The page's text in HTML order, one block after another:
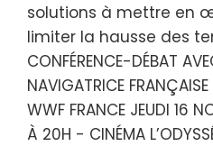
solutions à mettre en
limiter la hausse des
CONFÉRENCE-DÉBAT
NAVIGATRICE FRANÇAISE
WWF FRANCE JEUDI 16
À 20H - CINÉMA